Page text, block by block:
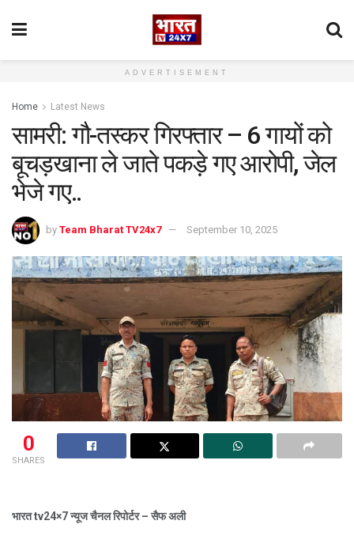
ADVERTISEMENT
Home Latest News
सामरी: गौ-तस्कर गिरफ्तार – 6 गायों को
बूचड़खाना ले जाते पकड़े गए आरोपी, जेल
भेजे गए..
by Team Bharat TV24x7 September 10, 2025
0
SHARES
भारत tv24×7 न्यूज चैनल रिपोर्टर – सैफ अली